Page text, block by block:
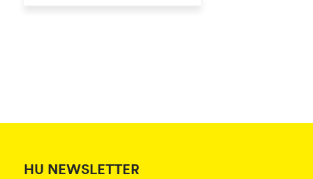
HU NEWSLETTER